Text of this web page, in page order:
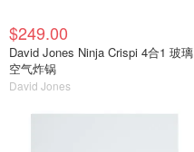
$249.00
David Jones Ninja Crispi 4合1 玻璃
空气炸锅
David Jones